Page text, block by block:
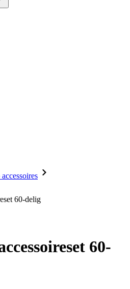
60-delig
60-